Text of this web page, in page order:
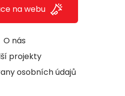
O nás
projekty
osobních údajů
na webu